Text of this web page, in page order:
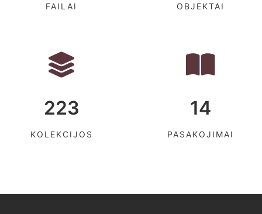
FAILAI OBJEKTAI
223
KOLEKCIJOS
14
PASAKOJIMAI